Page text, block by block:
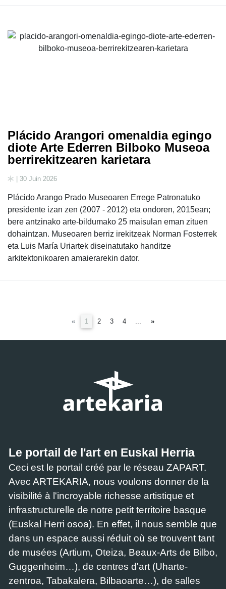
Plácido Arangori omenaldia egingo
diote Arte Ederren Bilboko Museoa
berrirekitzearen karietara
| 30 Juin 2026
Plácido Arango Prado Museoaren Errege Patronatuko
presidente izan zen (2007 - 2012) eta ondoren, 2015ean;
bere antzinako arte-bildumako 25 maisulan eman zituen
dohaintzan. Museoaren berriz irekitzeak Norman Fosterrek
eta Luis María Uriartek diseinatutako handitze
arkitektonikoaren amaierarekin dator.
« 1 (current)
2 3 4 »
Le portail de l'art en Euskal Herria
Ceci est le portail créé par le réseau ZAPART.
Avec ARTEKARIA, nous voulons donner de la
visibilité à l'incroyable richesse artistique et
infrastructurelle de notre petit territoire basque
(Euskal Herri osoa). En effet, il nous semble que
dans un espace aussi réduit où se trouvent tant
de musées (Artium, Oteiza, Beaux-Arts de Bilbo,
Guggenheim…), de centres d'art (Uharte-
zentroa, Tabakalera, Bilbaoarte…), de salles